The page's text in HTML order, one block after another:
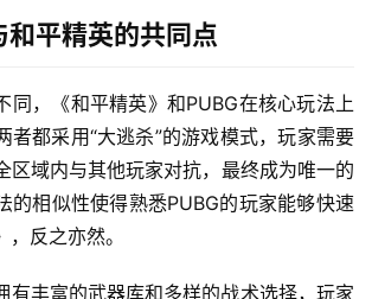
和平精英的共同点
同，《和平精英》和PUBG在核心玩法上
者都采用“大逃杀”的游戏模式，玩家需要
区域内与其他玩家对抗，最终成为唯一的
的相似性使得熟悉PUBG的玩家能够快速
反之亦然。
有丰富的武器库和多样的战术选择，玩家